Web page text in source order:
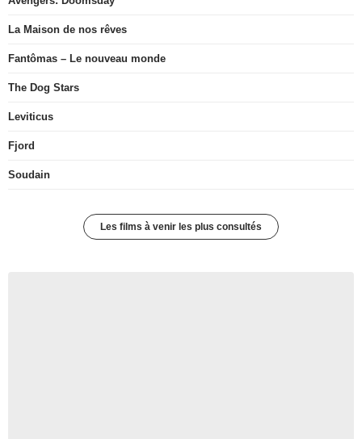
La Maison de nos rêves
Fantômas – Le nouveau monde
The Dog Stars
Leviticus
Fjord
Soudain
Les films à venir les plus consultés